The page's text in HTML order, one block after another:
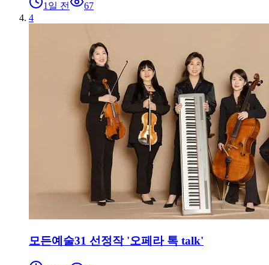
1일 전
67
4
모든예술31 선정작 '오페라 톡 talk'